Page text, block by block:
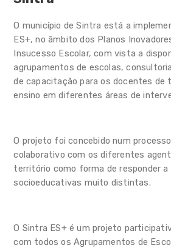
Candidatura
Sintra ES+
Plano de Formação e
Escolas
ADN Socioemocional das
Escolas de Sintra 2.0
Alimentação escolar
O município de Sintra está a
ES+, no âmbito dos Planos
Insucesso Escolar, com vista a
agrupamentos de escolas,
de capacitação para os docentes de
ensino em diferentes áreas de
O projeto foi concebido num
colaborativo com os diferentes
território como forma de responder a
socioeducativas muito distintas.
O Sintra ES+ é um projeto
com todos os Agrupamentos de